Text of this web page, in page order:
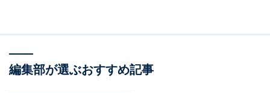
編集部が選ぶおすすめ記事